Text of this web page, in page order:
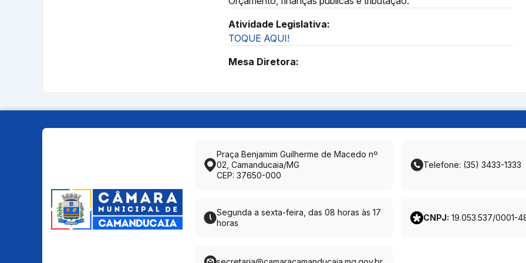
Atividade Legislativa:
TOQUE AQUI!
Mesa Diretora:
Praça Benjamim Guilherme de Macedo nº
02, Camanducaia/MG
CEP: 37650-000
Telefone: (35) 3433-1333
Segunda a sexta-feira, das 08 horas às 17
horas
CNPJ: 19.053.537/0001-